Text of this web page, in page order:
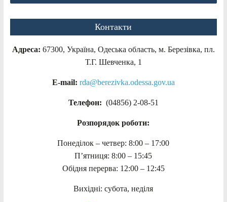
Контакти
Адреса: 67300, Україна, Одеська область, м. Березівка, пл.
Т.Г. Шевченка, 1
E-mail: rda@berezivka.odessa.gov.ua
Телефон: (04856) 2-08-51
Розпорядок роботи:
Понеділок – четвер: 8:00 – 17:00
П’ятниця: 8:00 – 15:45
Обідня перерва: 12:00 – 12:45
Вихідні: субота, неділя